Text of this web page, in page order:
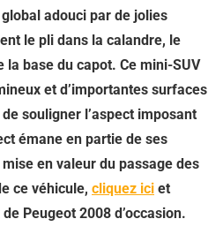
adouci par de jolies
le pli dans la calandre, le
la base du capot. Ce mini-SUV
et d’importantes surfaces
souligner l’aspect imposant
émane en partie de ses
en valeur du passage des
ce véhicule, cliquez ici et
Peugeot 2008 d’occasion.